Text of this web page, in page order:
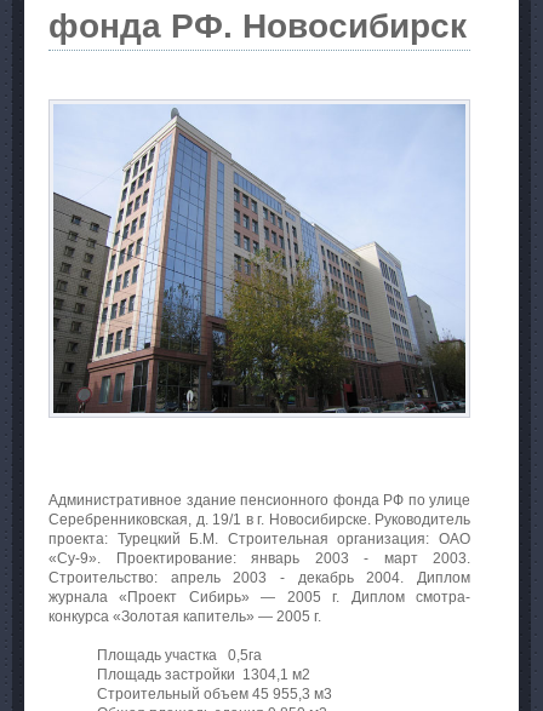
фонда РФ. Новосибирск
Административное здание пенсионного фонда РФ по улице
Серебренниковская, д. 19/1 в г. Новосибирске. Руководитель
проекта: Турецкий Б.М. Строительная организация: ОАО
«Су-9». Проектирование: январь 2003 - март 2003.
Строительство: апрель 2003 - декабрь 2004. Диплом
журнала «Проект Сибирь» — 2005 г. Диплом смотра-
конкурса «Золотая капитель» — 2005 г.
Площадь участка 0,5га
Площадь застройки 1304,1 м2
Строительный объем 45 955,3 м3